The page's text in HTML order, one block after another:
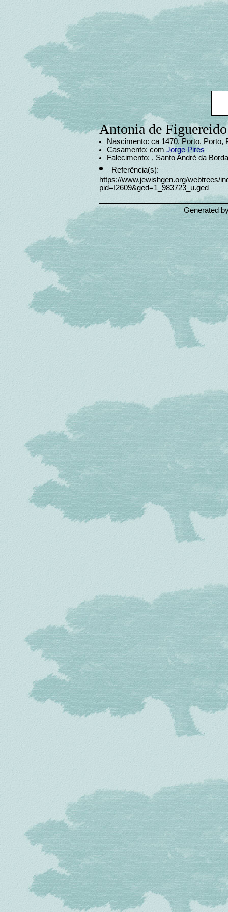
Antonia de Figuereido
Nascimento: ca 1470, Porto, Porto,
Casamento: com Jorge Pires
Falecimento: , Santo André da
Referência(s):
https://www.jewishgen.org/webtrees/
pid=I2609&ged=1_983723_u.ged
Generated